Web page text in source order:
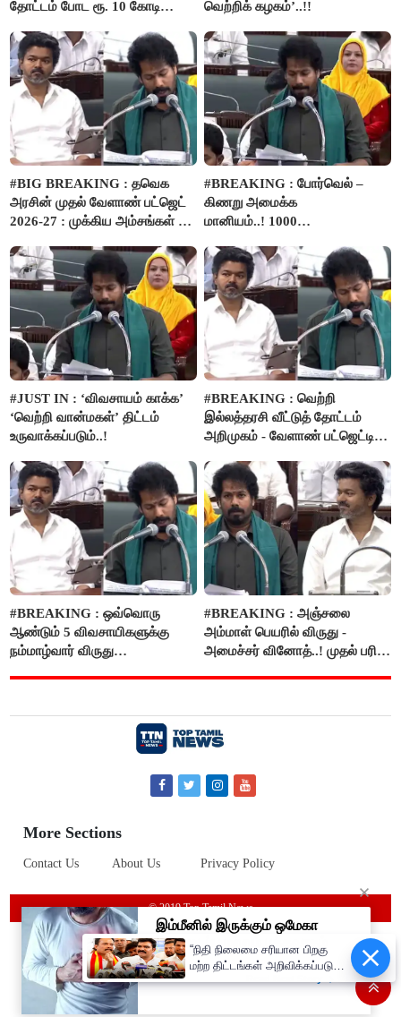
தோட்டம் போட ரூ. 10 கோடி
வெற்றிக் கழகம்’..!!
#BIG BREAKING : தவெக
அரசின் முதல் வேளாண் பட்ஜெட்
2026-27 : முக்கிய அம்சங்கள் ஓர்
#BREAKING : போர்வெல் –
கிணறு அமைக்க
மானியம்..! 1000
பம்புசெட் வழங்கப்படும்..!
#JUST IN : ‘விவசாயம் காக்க’
‘வெற்றி வான்மகள்’ திட்டம்
உருவாக்கப்படும்..!
#BREAKING : வெற்றி
இல்லத்தரசி வீட்டுத் தோட்டம்
அறிமுகம் - வேளாண் பட்ஜெட்டில்
#BREAKING : ஒவ்வொரு
ஆண்டும் 5 விவசாயிகளுக்கு
நம்மாழ்வார் விருது
#BREAKING : அஞ்சலை
அம்மாள் பெயரில் விருது -
அமைச்சர் வினோத்..! முதல் பரிசு
More Sections
Contact Us About Us Privacy Policy
© 2019 Top Tamil News
“நிதி நிலைமை சரியான பிறகு
மற்ற திட்டங்கள் அறிவிக்கப்படும்”-
அமைச்சர் நிர்மல்குமார் விளக்கம்